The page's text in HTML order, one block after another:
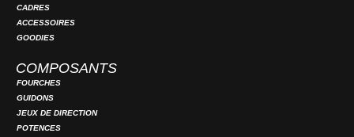
CADRES
ACCESSOIRES
GOODIES
COMPOSANTS
FOURCHES
GUIDONS
JEUX DE DIRECTION
POTENCES